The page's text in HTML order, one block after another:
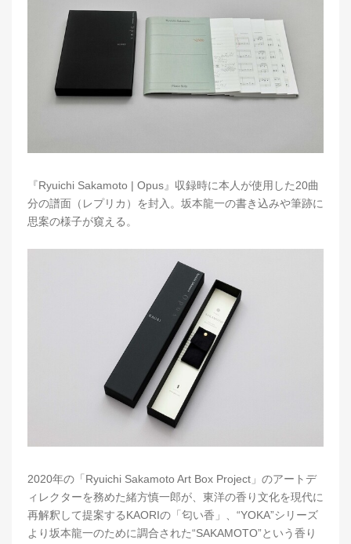
『Ryuichi Sakamoto | Opus』収録時に本人が使用した20曲
分の譜面（レプリカ）を封入。坂本龍一の書き込みや筆跡に
思案の様子が窺える。
2020年の「Ryuichi Sakamoto Art Box Project」のアートデ
ィレクターを務めた緒方慎一郎が、東洋の香り文化を現代に
再解釈して提案するKAORIの「匂い香」、“YOKA”シリーズ
より坂本龍一のために調合された“SAKAMOTO”という香り